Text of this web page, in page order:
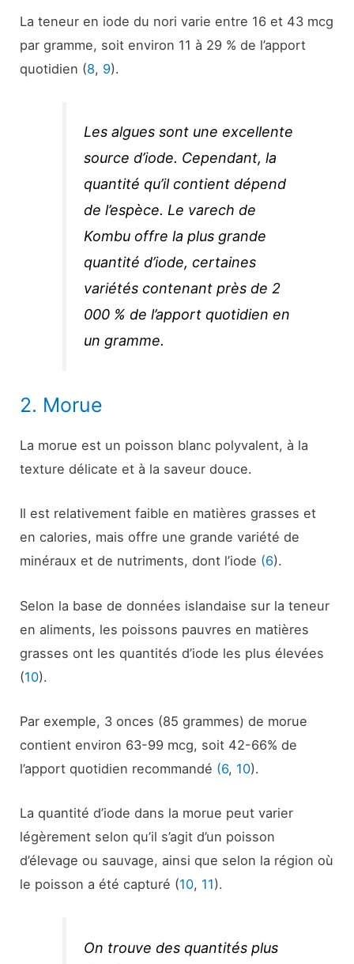
La teneur en iode du nori varie entre 16 et 43 mcg
par gramme, soit environ 11 à 29 % de l’apport
quotidien (8, 9).
Les algues sont une excellente
source d’iode. Cependant, la
quantité qu’il contient dépend
de l’espèce. Le varech de
Kombu offre la plus grande
quantité d’iode, certaines
variétés contenant près de 2
000 % de l’apport quotidien en
un gramme.
2. Morue
La morue est un poisson blanc polyvalent, à la
texture délicate et à la saveur douce.
Il est relativement faible en matières grasses et
en calories, mais offre une grande variété de
minéraux et de nutriments, dont l’iode (6).
Selon la base de données islandaise sur la teneur
en aliments, les poissons pauvres en matières
grasses ont les quantités d’iode les plus élevées
(10).
Par exemple, 3 onces (85 grammes) de morue
contient environ 63-99 mcg, soit 42-66% de
l’apport quotidien recommandé (6, 10).
La quantité d’iode dans la morue peut varier
légèrement selon qu’il s’agit d’un poisson
d’élevage ou sauvage, ainsi que selon la région où
le poisson a été capturé (10, 11).
On trouve des quantités plus